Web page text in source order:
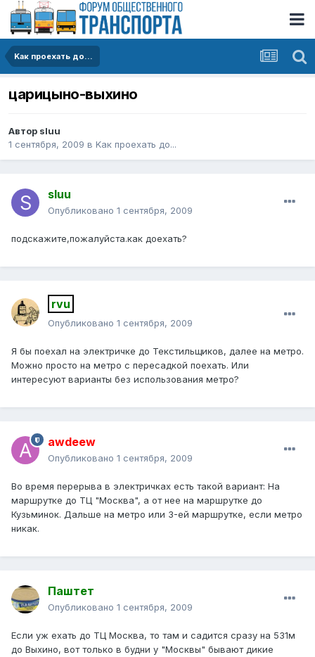
Kак проехать до...
царицыно-выхино
Автор sluu
1 сентября, 2009 в Kак проехать до...
sluu
Опубликовано 1 сентября, 2009
подскажите,пожалуйста.как доехать?
rvu
Опубликовано 1 сентября, 2009
Я бы поехал на электричке до Текстильщиков, далее на метро.
Можно просто на метро с пересадкой поехать. Или
интересуют варианты без использования метро?
awdeew
Опубликовано 1 сентября, 2009
Во время перерыва в электричках есть такой вариант: На
маршрутке до ТЦ "Москва", а от нее на маршрутке до
Кузьминок. Дальше на метро или 3-ей маршрутке, если метро
никак.
Паштет
Опубликовано 1 сентября, 2009
Если уж ехать до ТЦ Москва, то там и садится сразу на 531м
до Выхино, вот только в будни у "Москвы" бывают дикие